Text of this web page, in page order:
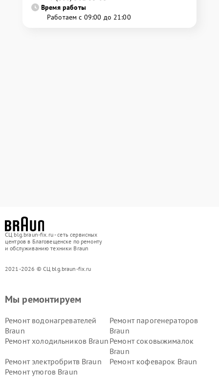
Время работы
Работаем с 09:00 до 21:00
СЦ blg.braun-fix.ru - сеть сервисных
центров в Благовещенске по ремонту
и обслуживанию техники Braun
2021-2026 © СЦ blg.braun-fix.ru
Мы ремонтируем
Ремонт водонагревателей
Braun
Ремонт парогенераторов
Braun
Ремонт холодильников Braun Ремонт соковыжималок
Braun
Ремонт электробритв Braun
Ремонт кофеварок Braun
Ремонт утюгов Braun